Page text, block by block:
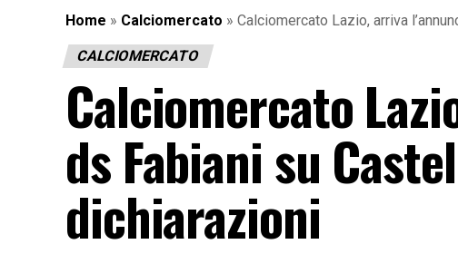
Home » Calciomercato » Calciomercato Lazio, arriva
CALCIOMERCATO
Calciomercato
ds Fabiani su
dichiarazioni